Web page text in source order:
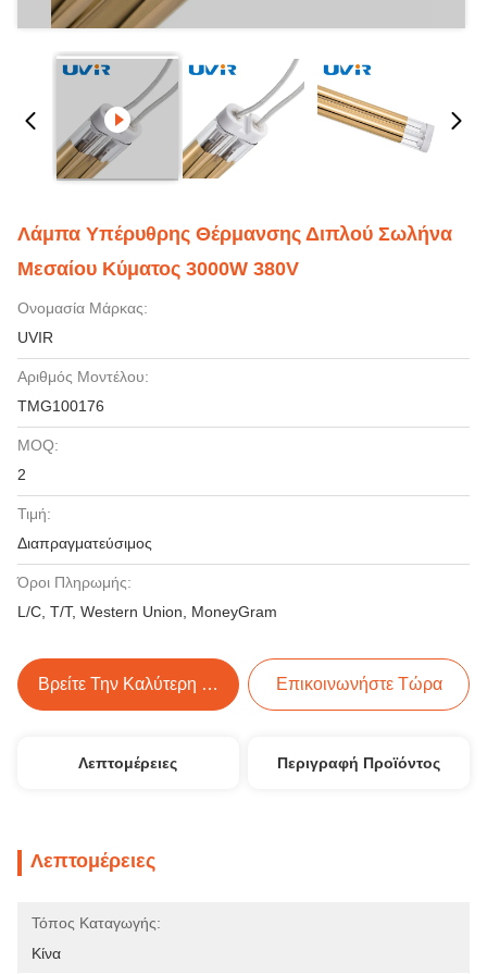
Λάμπα Υπέρυθρης Θέρμανσης Διπλού Σωλήνα
Μεσαίου Κύματος 3000W 380V
Ονομασία Μάρκας:
UVIR
Αριθμός Μοντέλου:
TMG100176
MOQ:
2
Τιμή:
Διαπραγματεύσιμος
Όροι Πληρωμής:
L/C, T/T, Western Union, MoneyGram
Βρείτε Την Καλύτερη Τιμή Επικοινωνήστε Τώρα
Λεπτομέρειες Περιγραφή Προϊόντος
Λεπτομέρειες
Τόπος Καταγωγής:
Κίνα